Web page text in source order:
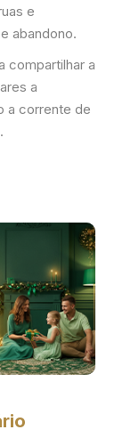
e
abandono.
compartilhar a
a
a corrente de